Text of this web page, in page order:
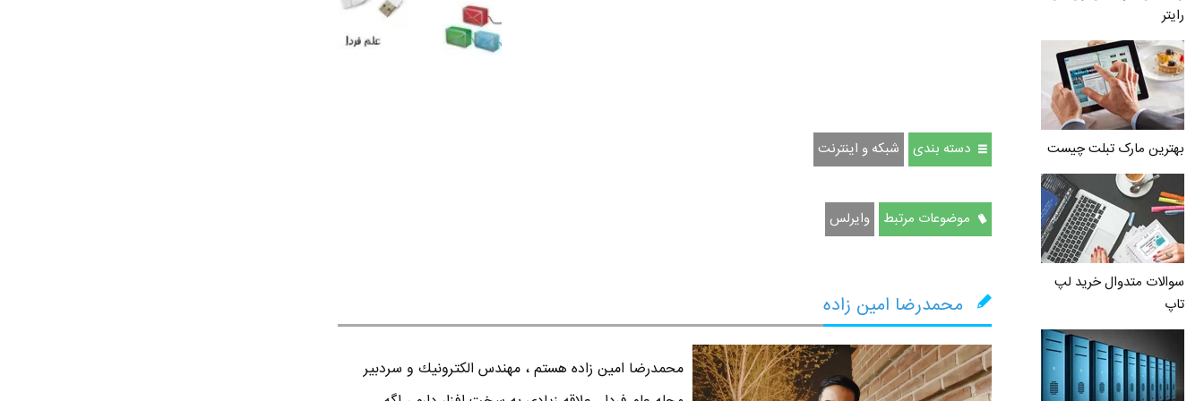
رایتر
بهترین مارک تبلت چیست
سوالات متدوال خرید لپ
تاپ
دسته بندی شبکه و اینترنت
موضوعات مرتبط وایرلس
محمدرضا امین زاده
محمدرضا امين زاده هستم ، مهندس الكترونيك و سردبير